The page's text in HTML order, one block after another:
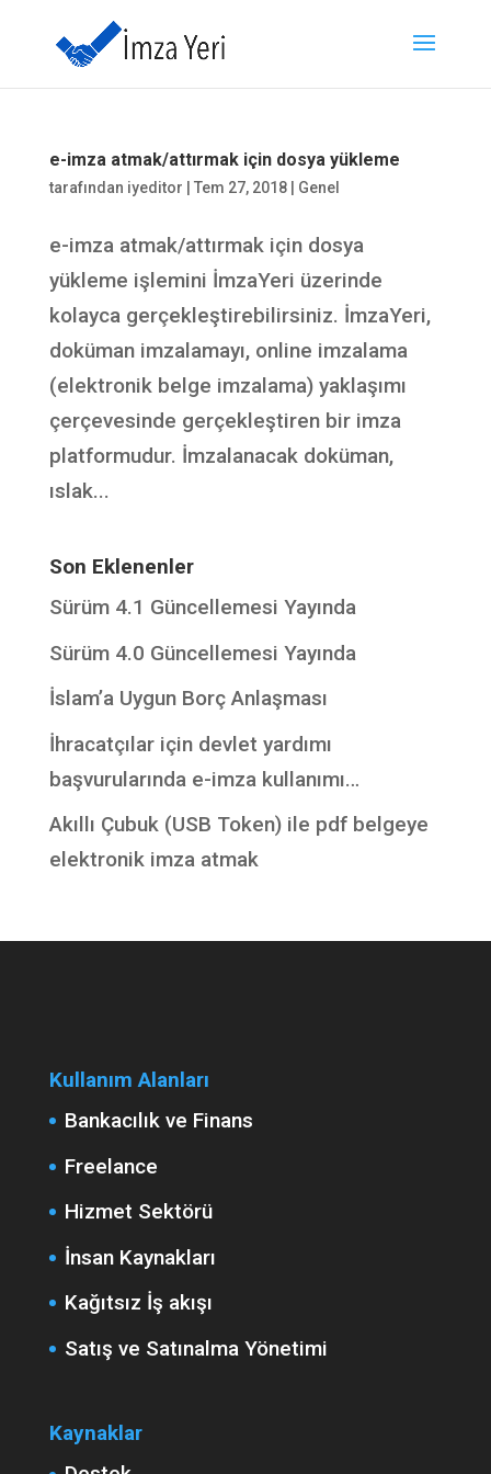
e-imza atmak/attırmak için dosya yükleme
tarafından iyeditor Tem 27, 2018| Genel
e-imza atmak/attırmak için dosya
yükleme işlemini İmzaYeri üzerinde
kolayca gerçekleştirebilirsiniz. İmzaYeri,
doküman imzalamayı, online imzalama
(elektronik belge imzalama) yaklaşımı
çerçevesinde gerçekleştiren bir imza
platformudur. İmzalanacak doküman,
ıslak...
Son Eklenenler
Sürüm 4.1 Güncellemesi Yayında
Sürüm 4.0 Güncellemesi Yayında
İslam’a Uygun Borç Anlaşması
İhracatçılar için devlet yardımı
başvurularında e-imza kullanımı…
Akıllı Çubuk (USB Token) ile pdf belgeye
elektronik imza atmak
Kullanım Alanları
Bankacılık ve Finans
Freelance
Hizmet Sektörü
İnsan Kaynakları
Kağıtsız İş akışı
Satış ve Satınalma Yönetimi
Kaynaklar